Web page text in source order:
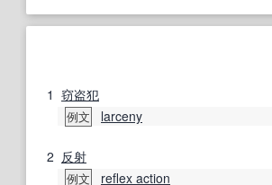
1 窃盗犯
例文 larceny
2 反射
例文 reflex action